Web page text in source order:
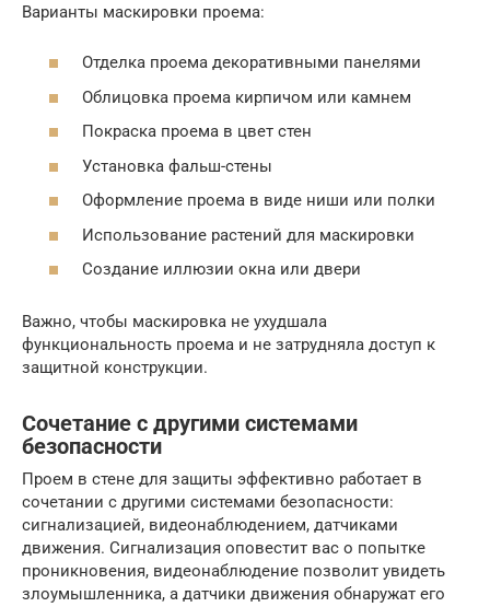
Варианты маскировки проема:
Отделка проема декоративными панелями
Облицовка проема кирпичом или камнем
Покраска проема в цвет стен
Установка фальш-стены
Оформление проема в виде ниши или полки
Использование растений для маскировки
Создание иллюзии окна или двери
Важно, чтобы маскировка не ухудшала
функциональность проема и не затрудняла доступ к
защитной конструкции.
Сочетание с другими системами
безопасности
Проем в стене для защиты эффективно работает в
сочетании с другими системами безопасности:
сигнализацией, видеонаблюдением, датчиками
движения. Сигнализация оповестит вас о попытке
проникновения, видеонаблюдение позволит увидеть
злоумышленника, а датчики движения обнаружат его